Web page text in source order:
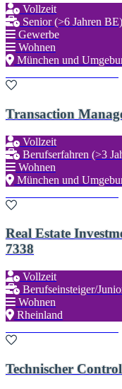
Vollzeit
Senior (>6 Jahren BE)
Gewerbe
Wohnen
München und
Transaction
Vollzeit
Berufserfahren (>3
Wohnen
München und
Real Estate
7338
Vollzeit
Berufseinsteiger/
Wohnen
Rheinland
Technischer